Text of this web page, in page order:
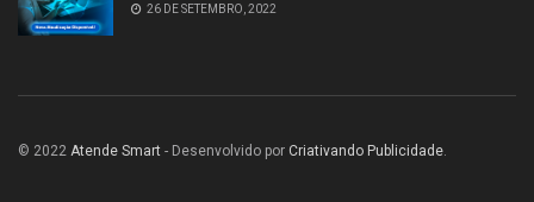
26 DE SETEMBRO, 2022
© 2022 Atende Smart - Desenvolvido por Criativando Publicidade.